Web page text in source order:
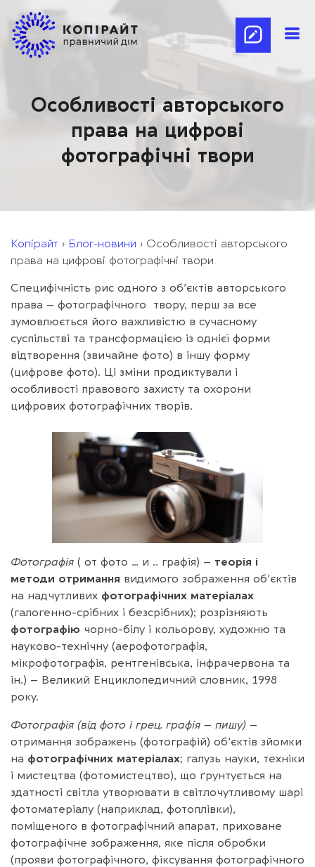
Особливості авторського
права на цифрові
фотографічні твори
Копірайт › Блог-новини › Особливості авторського
права на цифрові фотографічні твори
Специфічність рис одного з об’єктів авторського
права – фотографічного твору, перш за все
зумовлюється його важливістю в сучасному
суспільстві та трансформацією із однієї форми
відтворення (звичайне фото) в іншу форму
(цифрове фото). Ці зміни продиктували і
особливості правового захисту та охорони
цифрових фотографічних творів.
Фотографія ( от фото … и .. графія) – теорія і
методи отримання видимого зображення об’єктів
на надчутливих фотографічних матеріалах
(галогенно-срібних і безсрібних); розрізняють
фотографію чорно-білу і кольорову, художню та
науково-технічну (аерофотографія,
мікрофотографія, рентгенівська, інфрачервона та
ін.) – Великий Енциклопедичний словник, 1998
року.
Фотографія (від фото і грец. графія – пишу) –
отримання зображень (фотографій) об’єктів зйомки
на фотографічних матеріалах; галузь науки, техніки
і мистецтва (фотомистецтво), що ґрунтується на
здатності світла утворювати в світлочутливому шарі
фотоматеріалу (наприклад, фотоплівки),
поміщеного в фотографічний апарат, приховане
фотографічне зображення, яке після обробки
(прояви фотографічного, фіксування фотографічного